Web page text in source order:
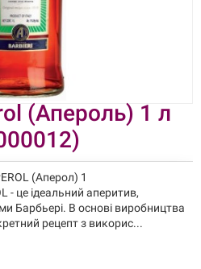
(Апероль) 1 л
(Аперол) 1
- це ідеальний аперитив,
Барбьері. В основі виробництва
рецепт з викорис...